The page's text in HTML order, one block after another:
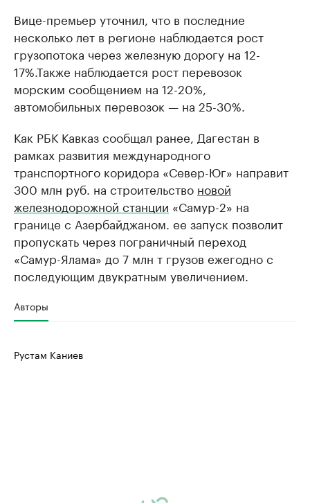
Вице-премьер уточнил, что в последние
несколько лет в регионе наблюдается рост
грузопотока через железную дорогу на 12-
17%.Также наблюдается рост перевозок
морским сообщением на 12-20%,
автомобильных перевозок — на 25-30%.
Как РБК Кавказ сообщал ранее, Дагестан в
рамках развития международного
транспортного коридора «Север-Юг» направит
300 млн руб. на строительство новой
железнодорожной станции «Самур-2» на
границе с Азербайджаном. ее запуск позволит
пропускать через пограничный переход
«Самур-Ялама» до 7 млн т грузов ежегодно с
последующим двукратным увеличением.
Авторы
Рустам Каниев